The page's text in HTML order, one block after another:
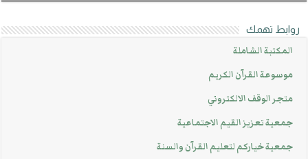
روابط تهمك
المكتبة الشاملة
موسوعة القرآن الكريم
متجر الوقف الالكتروني
جمعية تعزيز القيم الاجتماعية
جمعية خياركم لتعليم القرآن والسنة